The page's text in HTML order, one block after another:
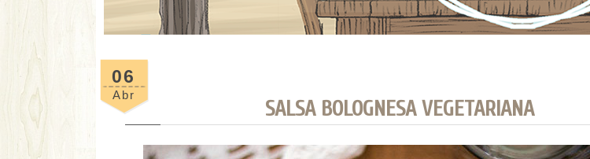
06
Abr
SALSA BOLOGNESA VEGETARIANA